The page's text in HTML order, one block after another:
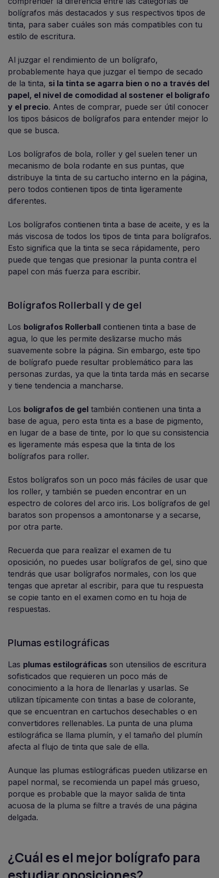
bolígrafos más destacados y sus respectivos tipos de
tinta, para saber cuáles son más compatibles con tu
estilo de escritura.
Al juzgar el rendimiento de un bolígrafo,
probablemente haya que juzgar el tiempo de secado
de la tinta, si la tinta se agarra bien o no a través del
papel, el nivel de comodidad al sostener el bolígrafo
y el precio. Antes de comprar, puede ser útil conocer
los tipos básicos de bolígrafos para entender mejor lo
que se busca.
Los bolígrafos de bola, roller y gel suelen tener un
mecanismo de bola rodante en sus puntas, que
distribuye la tinta de su cartucho interno en la página,
pero todos contienen tipos de tinta ligeramente
diferentes.
Los bolígrafos contienen tinta a base de aceite, y es la
más viscosa de todos los tipos de tinta para bolígrafos.
Esto significa que la tinta se seca rápidamente, pero
puede que tengas que presionar la punta contra el
papel con más fuerza para escribir.
Bolígrafos Rollerball y de gel
Los bolígrafos Rollerball contienen tinta a base de
agua, lo que les permite deslizarse mucho más
suavemente sobre la página. Sin embargo, este tipo
de bolígrafo puede resultar problemático para las
personas zurdas, ya que la tinta tarda más en secarse
y tiene tendencia a mancharse.
Los bolígrafos de gel también contienen una tinta a
base de agua, pero esta tinta es a base de pigmento,
en lugar de a base de tinte, por lo que su consistencia
es ligeramente más espesa que la tinta de los
bolígrafos para roller.
Estos bolígrafos son un poco más fáciles de usar que
los roller, y también se pueden encontrar en un
espectro de colores del arco iris. Los bolígrafos de gel
baratos son propensos a amontonarse y a secarse,
por otra parte.
Recuerda que para realizar el examen de tu
oposición, no puedes usar bolígrafos de gel, sino que
tendrás que usar bolígrafos normales, con los que
tengas que apretar al escribir, para que tu respuesta
se copie tanto en el examen como en tu hoja de
respuestas.
Plumas estilográficas
Las plumas estilográficas son utensilios de escritura
sofisticados que requieren un poco más de
conocimiento a la hora de llenarlas y usarlas. Se
utilizan típicamente con tintas a base de colorante,
que se encuentran en cartuchos desechables o en
convertidores rellenables. La punta de una pluma
estilográfica se llama plumín, y el tamaño del plumín
afecta al flujo de tinta que sale de ella.
Aunque las plumas estilográficas pueden utilizarse en
papel normal, se recomienda un papel más grueso,
porque es probable que la mayor salida de tinta
acuosa de la pluma se filtre a través de una página
delgada.
¿Cuál es el mejor bolígrafo para